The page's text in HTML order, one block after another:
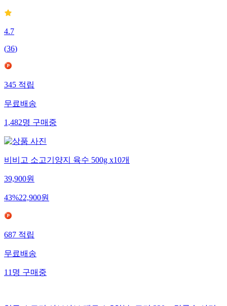
4.7
(36)
345 적립
무료배송
1,482명 구매중
비비고 소고기양지 육수 500g x10개
39,900원
43%22,900원
687 적립
무료배송
11 명 구매중